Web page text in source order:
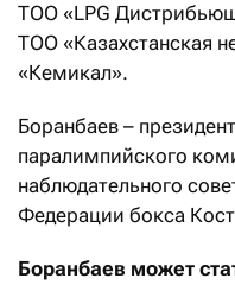
ТОО «LPG
ТОО «Казахстанская
«Кемикал».
Боранбаев –
паралимпийского
наблюдательного
Федерации бокса
Боранбаев может